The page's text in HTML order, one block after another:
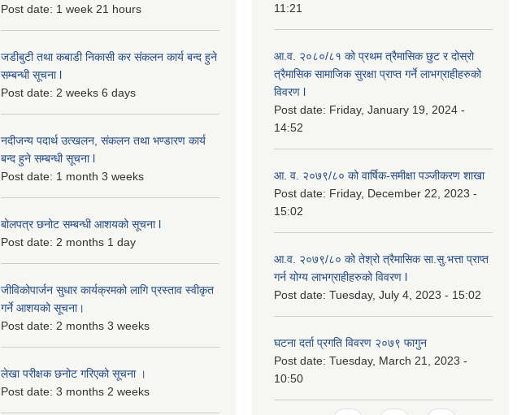
Post date: 1 week 21 hours
जडीबुटी तथा कबाडी निकासी कर संकलन कार्य बन्द हुने
सम्बन्धी सूचना l
Post date: 2 weeks 6 days
नदीजन्य पदार्थ उत्खलन, संकलन तथा भण्डारण कार्य
बन्द हुने सम्बन्धी सूचना l
Post date: 1 month 3 weeks
बोलपत्र छनोट सम्बन्धी आशयको सूचना l
Post date: 2 months 1 day
जीविकोपार्जन सुधार कार्यक्रमको लागि प्रस्ताव स्वीकृत
गर्ने आशयको सूचना।
Post date: 2 months 3 weeks
लेखा परीक्षक छनोट गरिएको सूचना ।
Post date: 3 months 2 weeks
11:21
आ.व. २०८०/८१ को प्रथम त्रैमासिक छुट र दोस्रो
त्रैमासिक सामाजिक सुरक्षा प्राप्त गर्ने लाभग्राहीहरुको
विवरण l
Post date: Friday, January 19, 2024 -
14:52
आ. व. २०७९/८० को वार्षिक-समीक्षा पञ्जीकरण शाखा
Post date: Friday, December 22, 2023 -
15:02
आ.व. २०७९/८० को तेश्रो त्रैमासिक सा.सु.भ‍त्ता प्राप्त
गर्न योग्य लाभग्राहीहरुको विवरण l
Post date: Tuesday, July 4, 2023 - 15:02
घटना दर्ता प्रगति विवरण २०७९ फागुन
Post date: Tuesday, March 21, 2023 -
10:50